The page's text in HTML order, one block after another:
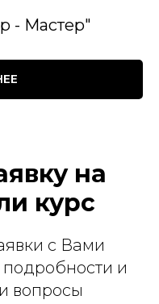
- Мастер"
на
курс
с Вами
подробности и
вопросы